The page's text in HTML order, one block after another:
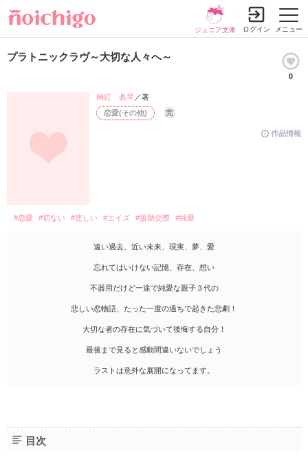
メニュー
ジュニア文庫 ログイン
プラトニックラヴ～大切な人々へ～
0
作品情報
恋愛(その他) 完
桐紅 眞琴／著
#恋愛 #切ない #悲しい #エイズ #援助交際 #純愛
遠い過去、近い未来、現実、夢、愛
忘れてはいけない記憶、存在、想い
不器用だけど一途で純愛な親子３代の
悲しい恋物語、たった一度の過ちで起きた悲劇！
大切な者の存在に気づいて後悔する自分！
最後まで見ると感動間違いないでしょう
ラストは意外な展開になってます。
目次